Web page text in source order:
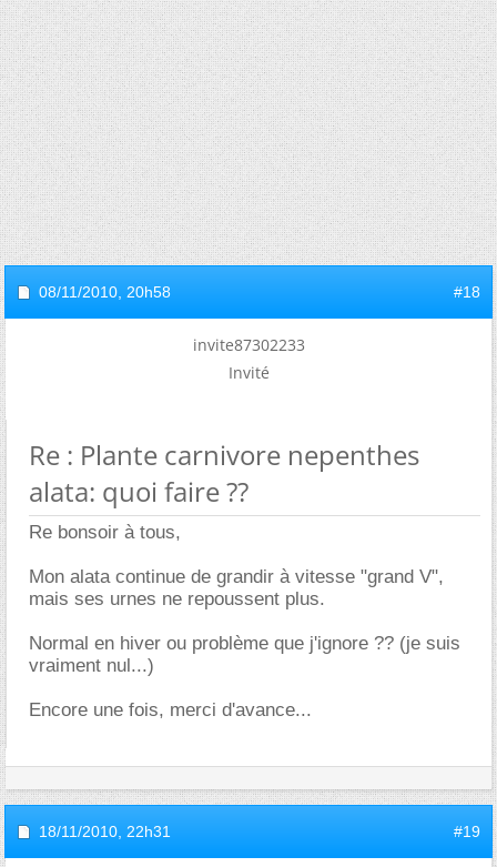
08/11/2010, 20h58 #18
invite87302233
Invité
Re : Plante carnivore nepenthes
alata: quoi faire ??
Re bonsoir à tous,
Mon alata continue de grandir à vitesse "grand V",
mais ses urnes ne repoussent plus.
Normal en hiver ou problème que j'ignore ?? (je suis
vraiment nul...)
Encore une fois, merci d'avance...
18/11/2010, 22h31 #19